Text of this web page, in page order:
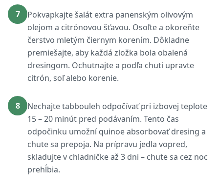
7
Pokvapkajte šalát extra panenským olivovým
olejom a citrónovou šťavou. Osoľte a okoreňte
čerstvo mletým čiernym korením. Dôkladne
premiešajte, aby každá zložka bola obalená
dresingom. Ochutnajte a podľa chuti upravte
citrón, soľ alebo korenie.
8
Nechajte tabbouleh odpočívať pri izbovej teplote
15 – 20 minút pred podávaním. Tento čas
odpočinku umožní quinoe absorbovať dresing a
chute sa prepoja. Na prípravu jedla vopred,
skladujte v chladničke až 3 dni – chute sa cez noc
prehĺbia.